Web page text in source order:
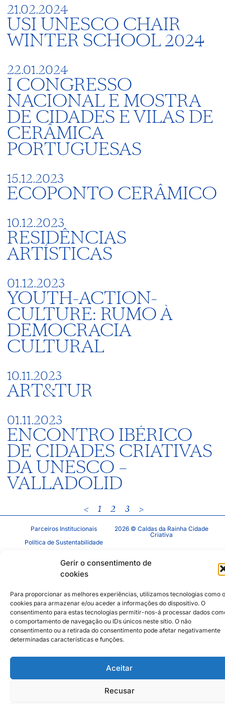
Gerir o consentimento de
cookies
Para proporcionar as melhores experiências, utilizamos tecnologias como
cookies para armazenar e/ou aceder a informações do dispositivo. O
consentimento para estas tecnologias permitir-nos-á processar dados
o comportamento de navegação ou IDs únicos neste sítio. O não
consentimento ou a retirada do consentimento pode afetar negativamente
determinadas características e funções.
Aceitar
Recusar
21.02.2024
USI UNESCO CHAIR
WINTER SCHOOL 2024
22.01.2024
I CONGRESSO
NACIONAL E MOSTRA
DE CIDADES E VILAS DE
CERÂMICA
PORTUGUESAS
15.12.2023
ECOPONTO CERÂMICO
10.12.2023
RESIDÊNCIAS
ARTÍSTICAS
01.12.2023
YOUTH-ACTION-
CULTURE: RUMO À
DEMOCRACIA
CULTURAL
10.11.2023
ART&TUR
01.11.2023
ENCONTRO IBÉRICO
DE CIDADES CRIATIVAS
DA UNESCO –
VALLADOLID
< 1 2 3 >
Parceiros Institucionais
Política de Sustentabilidade
Política de Privacidade
2026 © Caldas da Rainha Cidade
Criativa